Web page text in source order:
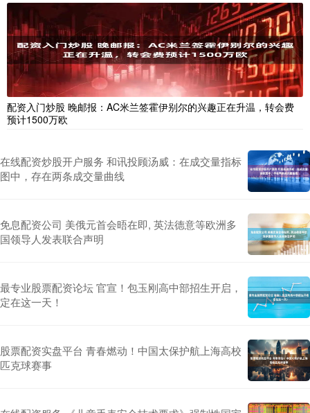
配资入门炒股 晚邮报：AC米兰签霍伊别尔的兴趣正在升温，转会费
预计1500万欧
在线配资炒股开户服务 和讯投顾汤威：在成交量指标
图中，存在两条成交量曲线
免息配资公司 美俄元首会晤在即, 英法德意等欧洲多
国领导人发表联合声明
最专业股票配资论坛 官宣！包玉刚高中部招生开启，
定在这一天！
股票配资实盘平台 青春燃动！中国太保护航上海高校
匹克球赛事